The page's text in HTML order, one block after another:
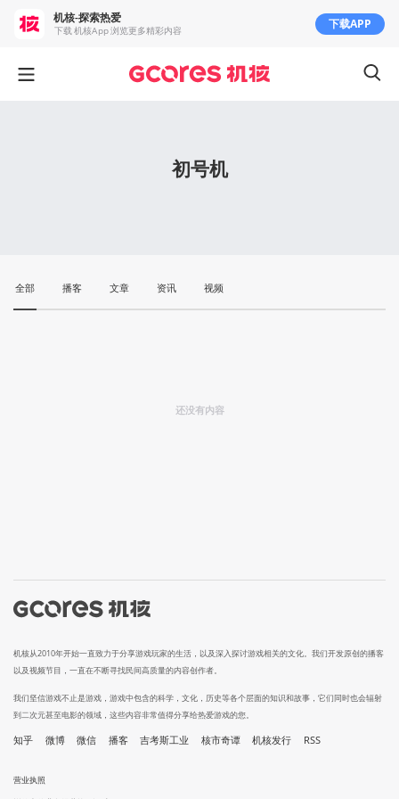
初号机
全部 播客 文章 资讯 视频
还没有内容
机核从2010年开始一直致力于分享游戏玩家的生活，以及深入探讨游戏相关的文化。我们开发原创的播客
以及视频节目，一直在不断寻找民间高质量的内容创作者。
我们坚信游戏不止是游戏，游戏中包含的科学，文化，历史等各个层面的知识和故事，它们同时也会辐射
到二次元甚至电影的领域，这些内容非常值得分享给热爱游戏的您。
知乎 微博 微信 播客 吉考斯工业 核市奇谭 机核发行 RSS
营业执照
机核-探索热爱
下载 机核App 浏览更多精彩内容 下载APP